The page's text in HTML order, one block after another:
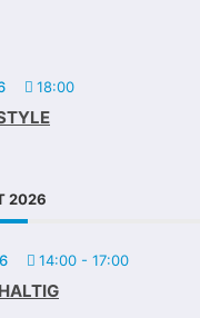
18:00
2026
14:00 - 17:00